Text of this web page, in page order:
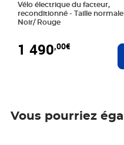
Vélo électrique du facteur,
reconditionné - Taille normale -
Noir/ Rouge
1 490,00€
Vous pourriez